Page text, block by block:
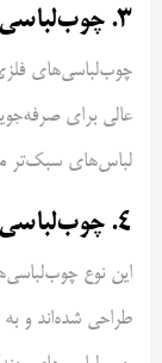
3. چوب‌لباسی‌های فلزی
چوب‌لباسی‌های
عالی برای
لباس‌های سبک‌تر
4. چوب‌لباسی‌های چندکاره
این نوع
طراحی شده‌اند و